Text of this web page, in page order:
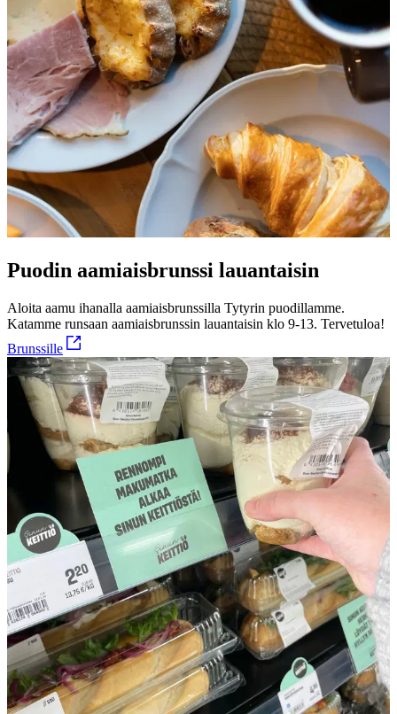
Puodin aamiaisbrunssi lauantaisin
Aloita aamu ihanalla aamiaisbrunssilla Tytyrin puodillamme.
Katamme runsaan aamiaisbrunssin lauantaisin klo 9-13. Tervetuloa!
Brunssille